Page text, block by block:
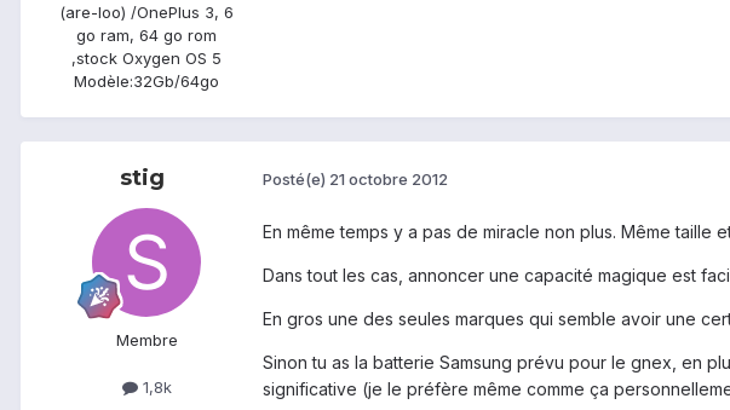
(are-loo) /OnePlus 3, 6
go ram, 64 go rom
,stock Oxygen OS 5
Modèle:32Gb/64go
stig
Membre
1,8k
Posté(e) 21 octobre 2012
En même temps y a pas de miracle non plus. Même
Dans tout les cas, annoncer une capacité magique est
En gros une des seules marques qui semble avoir une
Sinon tu as la batterie Samsung prévu pour le gnex, en
significative (je le préfère même comme ça